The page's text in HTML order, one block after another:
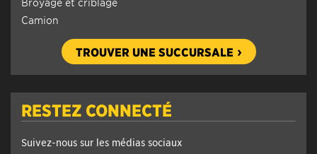
Camion
TROUVER UNE SUCCURSALE
RESTEZ CONNECTÉ
Suivez-nous sur les médias sociaux